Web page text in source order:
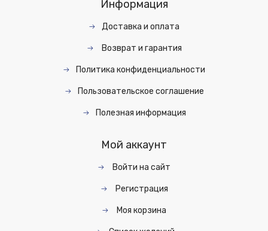
Информация
Доставка и оплата
Возврат и гарантия
Политика конфиденциальности
Пользовательское соглашение
Полезная информация
Мой аккаунт
Войти на сайт
Регистрация
Моя корзина